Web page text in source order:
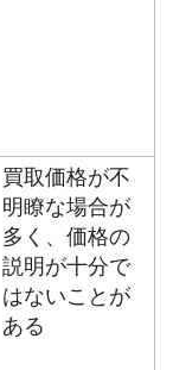
買取価格が不
明瞭な場合が
多く、価格の
説明が十分で
はないことが
ある